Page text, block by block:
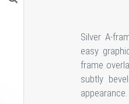
Silver A-
easy
frame
subtly
appearance.